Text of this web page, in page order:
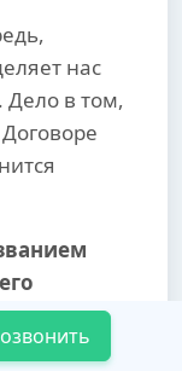
нас
Дело в том,